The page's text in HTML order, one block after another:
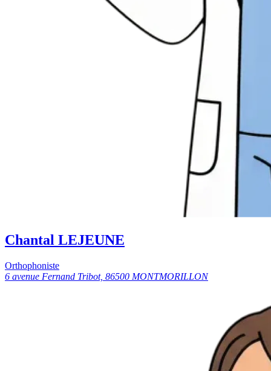
Chantal LEJEUNE
Orthophoniste
6 avenue Fernand Tribot, 86500 MONTMORILLON